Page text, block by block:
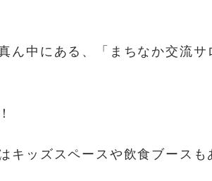
ん中にある、「まちなか交流サ
キッズスペースや飲食ブースも